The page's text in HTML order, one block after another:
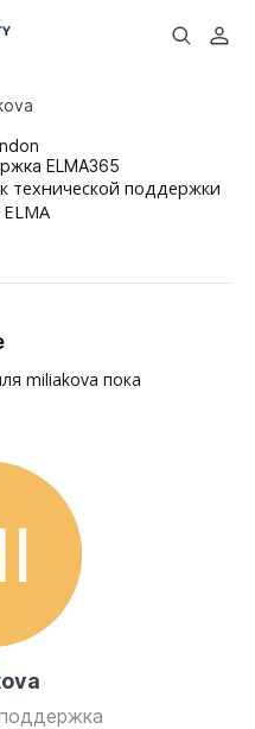
ELMA365
технической поддержки
miliakova пока